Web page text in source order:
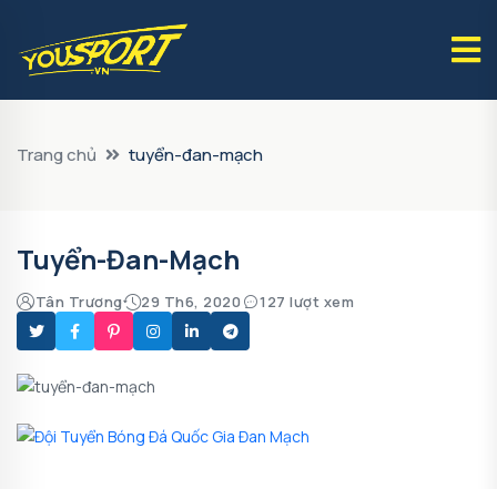
Trang chủ tuyển-đan-mạch
Tuyển-Đan-Mạch
Tân Trương 29 Th6, 2020 127 lượt xem